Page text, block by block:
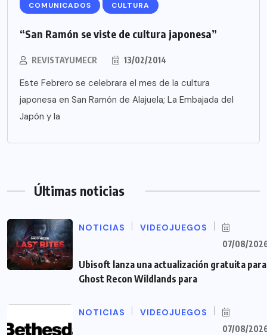
COMUNICADOS CULTURA
“San Ramón se viste de cultura japonesa”
REVISTAYUMECR 13/02/2014
Este Febrero se celebrara el mes de la cultura
japonesa en San Ramón de Alajuela; La Embajada del
Japón y la
Últimas noticias
NOTICIAS VIDEOJUEGOS
07/08/
Ubisoft lanza una actualización gratuita para
Ghost Recon Wildlands para
NOTICIAS VIDEOJUEGOS
07/08/